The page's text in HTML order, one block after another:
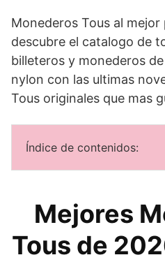
Monederos Tous al
descubre el catalogo de
billeteros y monederos
nylon con las ultimas
Tous originales que mas
Índice de contenidos:
Mejores
Tous de